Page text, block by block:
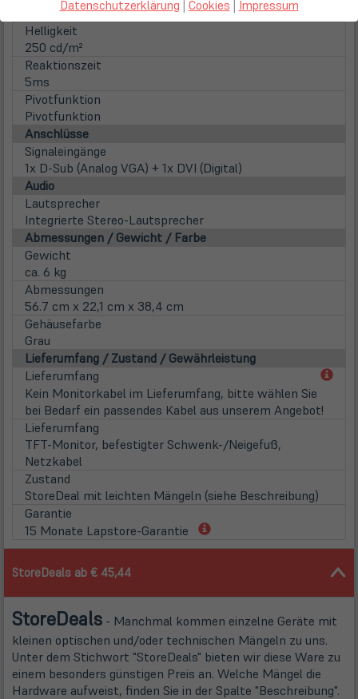
8000000:1 (dynamisch)
Helligkeit
250 cd/m²
Reaktionszeit
5ms
Pivotfunktion
Pivotfunktion
Anschlüsse
Signaleingänge
1x D-Sub (Analog VGA) + 1x DVI (Digital)
Audio
Lautsprecher
Integrierte Stereo-Lautsprecher
Abmessungen / Gewicht / Farbe
Gewicht
ca. 6 kg
Abmessungen
56.7 cm x 22,1 cm x 38,4 cm
Gehäusefarbe
Grau
Lieferumfang / Zustand / Gewährleistung
Lieferumfang
Kein Monitorkabel im Lieferumfang, bitte wählen Sie
bei Bedarf ein passendes Kabel aus unserem Angebot!
Lieferumfang
TFT-Monitor, befestigter Schwenk-/Neigefuß,
Netzkabel
Zustand
StoreDeal mit leichten Mängeln (siehe Beschreibung)
Garantie
15 Monate Lapstore-Garantie
(öffnet
in
StoreDeals ab € 45,44
StoreDeals - Manchmal kommen einzelne Geräte mit
kleinen optischen und/oder technischen Mängeln zu uns.
Unter dem Stichwort "StoreDeals" bieten wir diese Ware zu
einem besonders günstigen Preis an. Welche Mängel die
Hardware aufweist, finden Sie in der Spalte "Beschreibung".
Datenschutzerklärung | Cookies | Impressum